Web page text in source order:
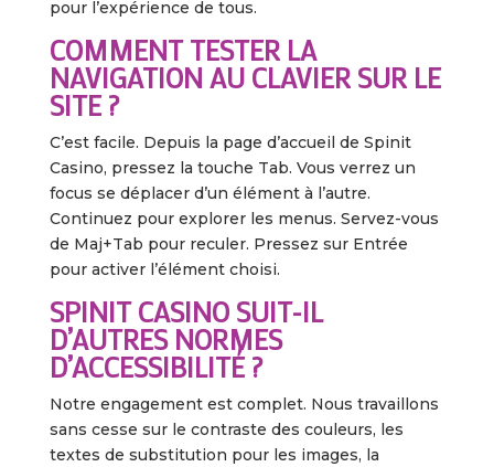
pour l’expérience de tous.
COMMENT TESTER LA
NAVIGATION AU CLAVIER SUR LE
SITE ?
C’est facile. Depuis la page d’accueil de Spinit
Casino, pressez la touche Tab. Vous verrez un
focus se déplacer d’un élément à l’autre.
Continuez pour explorer les menus. Servez-vous
de Maj+Tab pour reculer. Pressez sur Entrée
pour activer l’élément choisi.
SPINIT CASINO SUIT-IL
D’AUTRES NORMES
D’ACCESSIBILITÉ ?
Notre engagement est complet. Nous travaillons
sans cesse sur le contraste des couleurs, les
textes de substitution pour les images, la